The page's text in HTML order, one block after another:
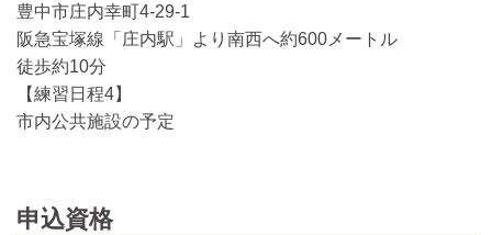
豊中市庄内幸町4-29-1
阪急宝塚線「庄内駅」より南西へ約600メートル
徒歩約10分
【練習日程4】
市内公共施設の予定
申込資格